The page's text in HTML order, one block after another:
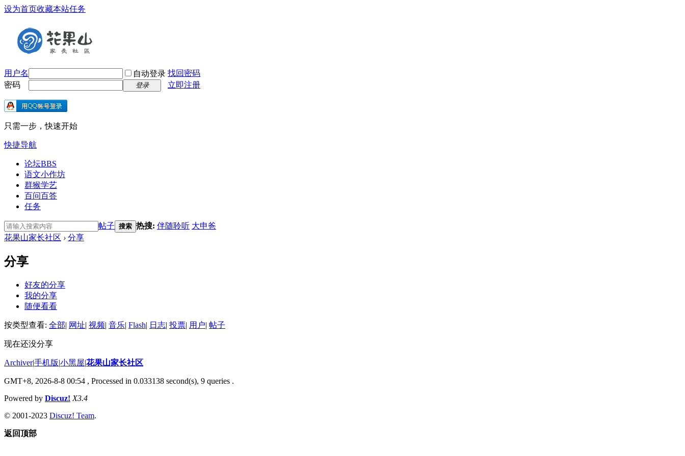
设为首页收藏本站任务
用户名 自动登录 找回密码
密码
登录 立即注册
只需一步，快速开始
快捷导航
论坛BBS
语文小作坊
群猴学艺
百问百答
任务
帖子 搜索 热搜: 伴随聆听 大申爸
花果山家长社区 › 分享
分享
好友的分享
我的分享
随便看看
按类型查看: 全部| 网址| 视频| 音乐| Flash| 日志| 投票| 用户| 帖子
现在还没分享
Archiver|手机版|小黑屋|花果山家长社区
GMT+8, 2026-8-8 00:54 , Processed in 0.033138 second(s), 9 queries .
Powered by Discuz! X3.4
© 2001-2023 Discuz! Team.
返回顶部